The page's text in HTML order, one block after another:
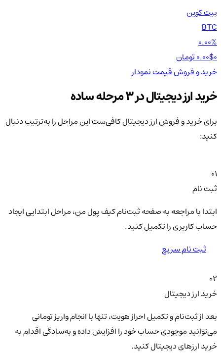
بیت کوین
BTC
0.00%
0.00$
خرید و فروشقیمتنمودار
خرید ارز دیجیتال در 3 مرحله ساده
برای خرید و فروش ارز دیجیتال کافی‌ست این مراحل را به‌ترتیب دنبال
کنید:
01
ثبت نام
ابتدا با مراجعه به صفحه ثبت‌نام کیف‌ پول من، مراحل ابتدایی ایجاد
حساب کاربری را تکمیل کنید.
ثبت نام سریع
02
خرید ارز دیجیتال
بعد از ثبت‌نام و تکمیل احراز هویت، تنها با انجام واریز تومانی
می‌توانید موجودی حساب خود را افزایش داده و به‌سادگی اقدام به
خرید ارزهای دیجیتال کنید.